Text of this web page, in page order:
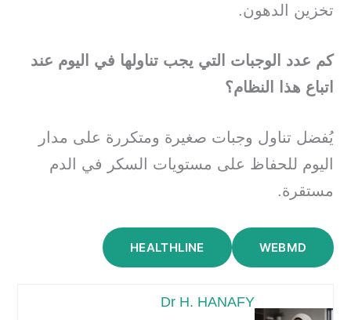
تخزين الدهون.
كم عدد الوجبات التي يجب تناولها في اليوم عند
اتباع هذا النظام؟
يُفضل تناول وجبات صغيرة ومتكررة على مدار
اليوم للحفاظ على مستويات السكر في الدم
مستقرة.
WEBMD
HEALTHLINE
Dr H. HANAFY